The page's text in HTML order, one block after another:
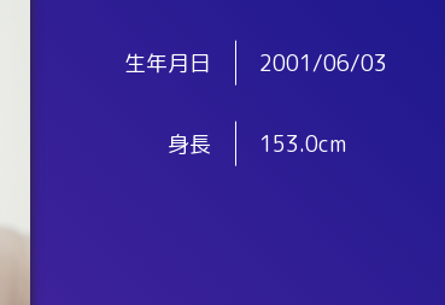
生年月日 2001/06/03
身長 153.0cm